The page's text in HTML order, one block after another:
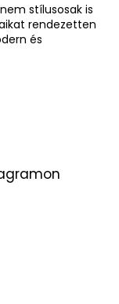
stílusosak is
rendezetten
és